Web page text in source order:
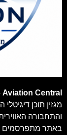
Aviation Central – מרכז התעופה והטיסות של ישראל
מגזין תוכן
והתחבורה
באתר מתפרסמים